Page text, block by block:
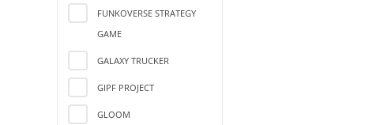
FUNKOVERSE STRATEGY
GAME
GALAXY TRUCKER
GIPF PROJECT
GLOOM